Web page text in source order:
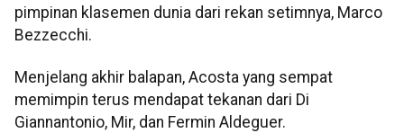
pimpinan klasemen dunia dari rekan setimnya, Marco
Bezzecchi.
Menjelang akhir balapan, Acosta yang sempat
memimpin terus mendapat tekanan dari Di
Giannantonio, Mir, dan Fermin Aldeguer.